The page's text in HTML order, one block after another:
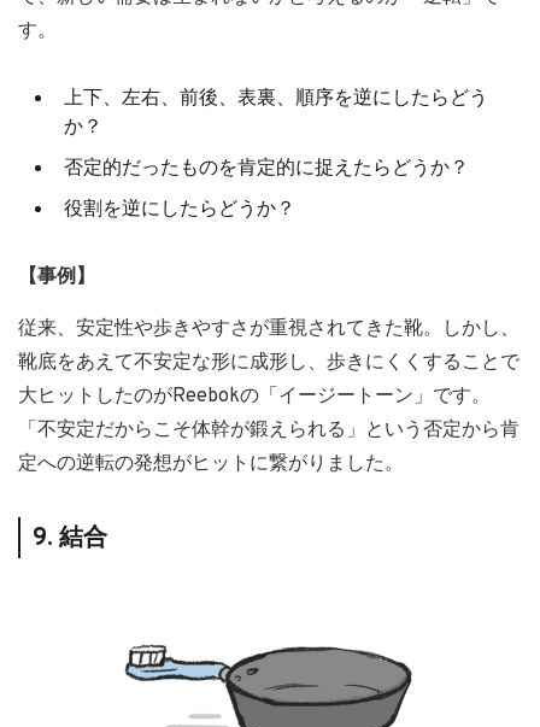
す。
上下、左右、前後、表裏、順序を逆にしたらどう
か？
否定的だったものを肯定的に捉えたらどうか？
役割を逆にしたらどうか？
【事例】
従来、安定性や歩きやすさが重視されてきた靴。しかし、
靴底をあえて不安定な形に成形し、歩きにくくすることで
大ヒットしたのがReebokの「イージートーン」です。
「不安定だからこそ体幹が鍛えられる」という否定から肯
定への逆転の発想がヒットに繋がりました。
9. 結合